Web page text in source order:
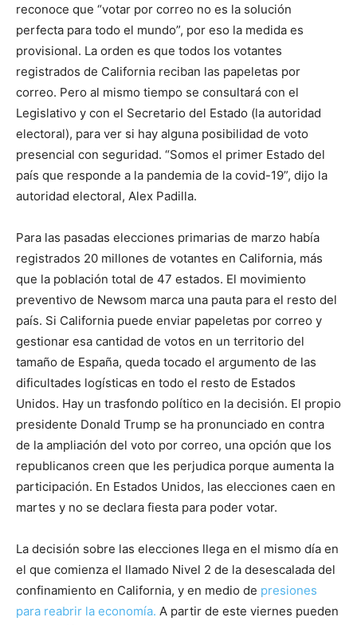
reconoce que “votar por correo no es la solución
perfecta para todo el mundo”, por eso la medida es
provisional. La orden es que todos los votantes
registrados de California reciban las papeletas por
correo. Pero al mismo tiempo se consultará con el
Legislativo y con el Secretario del Estado (la autoridad
electoral), para ver si hay alguna posibilidad de voto
presencial con seguridad. “Somos el primer Estado del
país que responde a la pandemia de la covid-19”, dijo la
autoridad electoral, Alex Padilla.
Para las pasadas elecciones primarias de marzo había
registrados 20 millones de votantes en California, más
que la población total de 47 estados. El movimiento
preventivo de Newsom marca una pauta para el resto del
país. Si California puede enviar papeletas por correo y
gestionar esa cantidad de votos en un territorio del
tamaño de España, queda tocado el argumento de las
dificultades logísticas en todo el resto de Estados
Unidos. Hay un trasfondo político en la decisión. El propio
presidente Donald Trump se ha pronunciado en contra
de la ampliación del voto por correo, una opción que los
republicanos creen que les perjudica porque aumenta la
participación. En Estados Unidos, las elecciones caen en
martes y no se declara fiesta para poder votar.
La decisión sobre las elecciones llega en el mismo día en
el que comienza el llamado Nivel 2 de la desescalada del
confinamiento en California, y en medio de presiones
para reabrir la economía. A partir de este viernes pueden